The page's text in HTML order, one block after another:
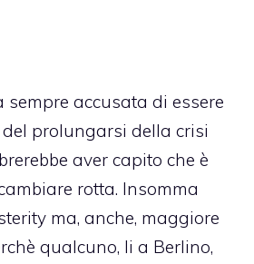
sempre accusata di essere
prolungarsi della crisi
aver capito che è
rotta. Insomma
ma, anche, maggiore
qualcuno, li a Berlino,